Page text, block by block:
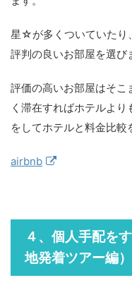
星☆が多くついていたり
評判の良いお部屋を選び
評価の高いお部屋はそこ
く滞在すればホテルよ
をしてホテルと料金比較
airbnb
４、個人手配を
地発着ツアー編）